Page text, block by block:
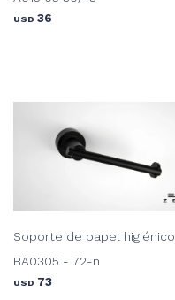
USD 36
Soporte de papel higiénico
BA0305 - 72-n
USD 73